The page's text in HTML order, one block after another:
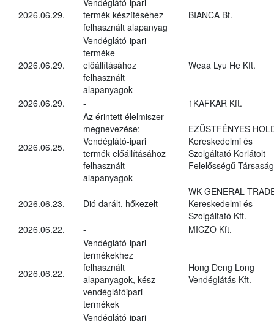
2026.06.29.
termék készítéséhez
felhasznált alapanyag
BIANCA Bt.
2026.06.29.
Vendéglátó-ipari
terméke
előállításához
felhasznált
alapanyagok
Weaa Lyu He Kft.
2026.06.29. - 1KAFKAR Kft.
2026.06.25.
Az érintett élelmiszer
megnevezése:
Vendéglátó-ipari
termék előállításához
felhasznált
alapanyagok
EZÜSTFÉNYES
Kereskedelmi és
Szolgáltató Korlátolt
Felelősségű Társaság
2026.06.23. Dió darált, hőkezelt
WK GENERAL
Kereskedelmi és
Szolgáltató Kft.
2026.06.22.
- MICZO Kft.
2026.06.22.
Vendéglátó-ipari
termékekhez
felhasznált
alapanyagok, kész
vendéglátóipari
termékek
Hong Deng Long
Vendéglátás Kft.
Vendéglátó-ipari